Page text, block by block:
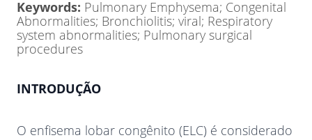
Keywords: Pulmonary Emphysema; Congenital
Abnormalities; Bronchiolitis; viral; Respiratory
system abnormalities; Pulmonary surgical
procedures
INTRODUÇÃO
O enfisema lobar congênito (ELC) é considerado